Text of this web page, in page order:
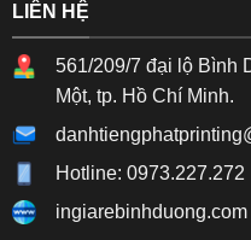
LIÊN HỆ
561/209/7 đại lộ Bình
Một, tp. Hồ Chí Minh.
Hotline: 0973.227.272
ingiarebinhduong.com